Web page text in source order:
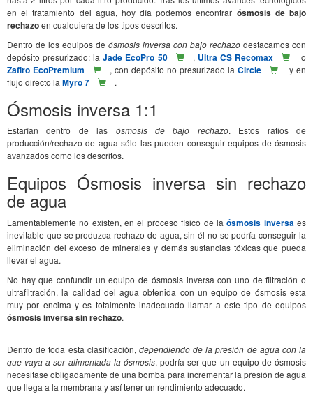
en el tratamiento del agua, hoy día podemos encontrar ósmosis de bajo
rechazoen cualquiera de los tipos descritos.
Dentro de los equipos de ósmosis inversa con bajo rechazo destacamos con
depósito presurizado: laJade EcoPro 50 , Ultra CS Recomax o
Zafiro EcoPremium , con depósito no presurizado la Circle
y en
flujo directo la Myro 7 .
Ósmosis inversa 1:1
Estarían dentro de las ósmosis de bajo rechazo. Estos ratios de
producción/rechazo de agua sólo las pueden conseguir equipos de ósmosis
avanzados como los descritos.
Equipos Ósmosis inversa sin rechazo
de agua
Lamentablemente no existen, en el proceso físico de laósmosis inversa es
inevitable que se produzca rechazo de agua, sin él no se podría conseguir la
eliminación del exceso de minerales y demás sustancias tóxicas que pueda
llevar el agua.
No hay que confundir un equipo de ósmosis inversa con uno de filtración o
ultrafiltración, la calidad del agua obtenida con un equipo de ósmosis esta
muy por encima y es totalmente inadecuado llamar a este tipo de equipos
ósmosis inversa sin rechazo.
Dentro de toda esta clasificación, dependiendo de la presión de agua con la
que vaya a ser alimentada la ósmosis, podría ser que un equipo de ósmosis
necesitase obligadamente de una bomba para incrementar la presión de agua
que llega a la membrana y así tener un rendimiento adecuado.